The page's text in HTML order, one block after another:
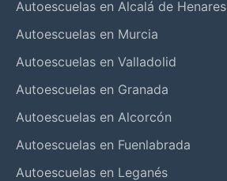
Autoescuelas en Alcalá de Henares
Autoescuelas en Murcia
Autoescuelas en Valladolid
Autoescuelas en Granada
Autoescuelas en Alcorcón
Autoescuelas en Fuenlabrada
Autoescuelas en Leganés